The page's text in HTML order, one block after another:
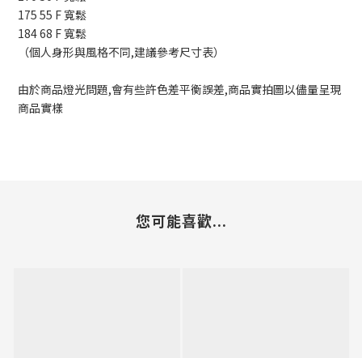
175 55 F 寬鬆
184 68 F 寬鬆
（個人身形與風格不同,建議參考尺寸表）
由於商品燈光問題,會有些許色差平衡誤差,商品實拍圖以儘量呈現
商品實樣
您可能喜歡...